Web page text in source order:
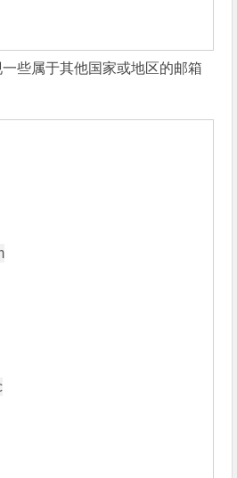
些属于其他国家或地区的邮箱